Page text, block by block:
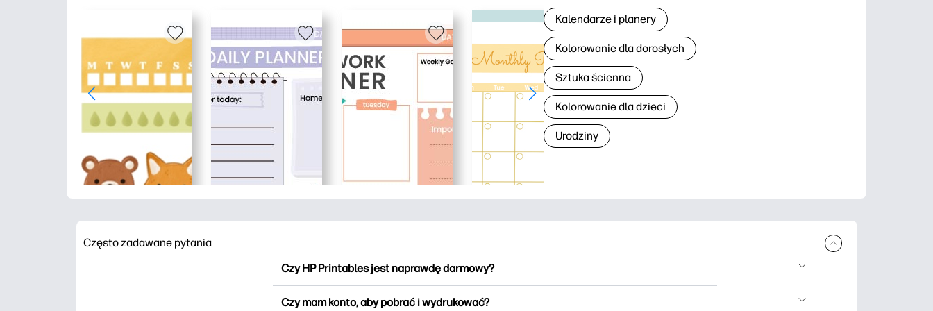
Kalendarze i planery
Kolorowanie dla dorosłych
Sztuka ścienna
Kolorowanie dla dzieci
Urodziny
Często zadawane pytania
Czy HP Printables jest naprawdę darmowy?
Czy mam konto, aby pobrać i wydrukować?